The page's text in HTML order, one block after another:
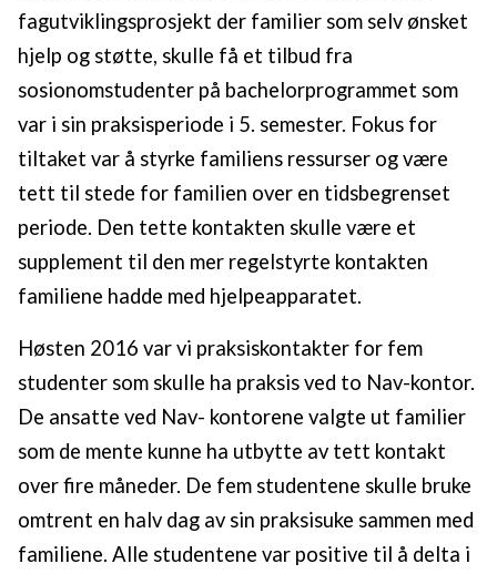
fagutviklingsprosjekt der familier som selv ønsket
hjelp og støtte, skulle få et tilbud fra
sosionomstudenter på bachelorprogrammet som
var i sin praksisperiode i 5. semester. Fokus for
tiltaket var å styrke familiens ressurser og være
tett til stede for familien over en tidsbegrenset
periode. Den tette kontakten skulle være et
supplement til den mer regelstyrte kontakten
familiene hadde med hjelpeapparatet.
Høsten 2016 var vi praksiskontakter for fem
studenter som skulle ha praksis ved to Nav-kontor.
De ansatte ved Nav- kontorene valgte ut familier
som de mente kunne ha utbytte av tett kontakt
over fire måneder. De fem studentene skulle bruke
omtrent en halv dag av sin praksisuke sammen med
familiene. Alle studentene var positive til å delta i